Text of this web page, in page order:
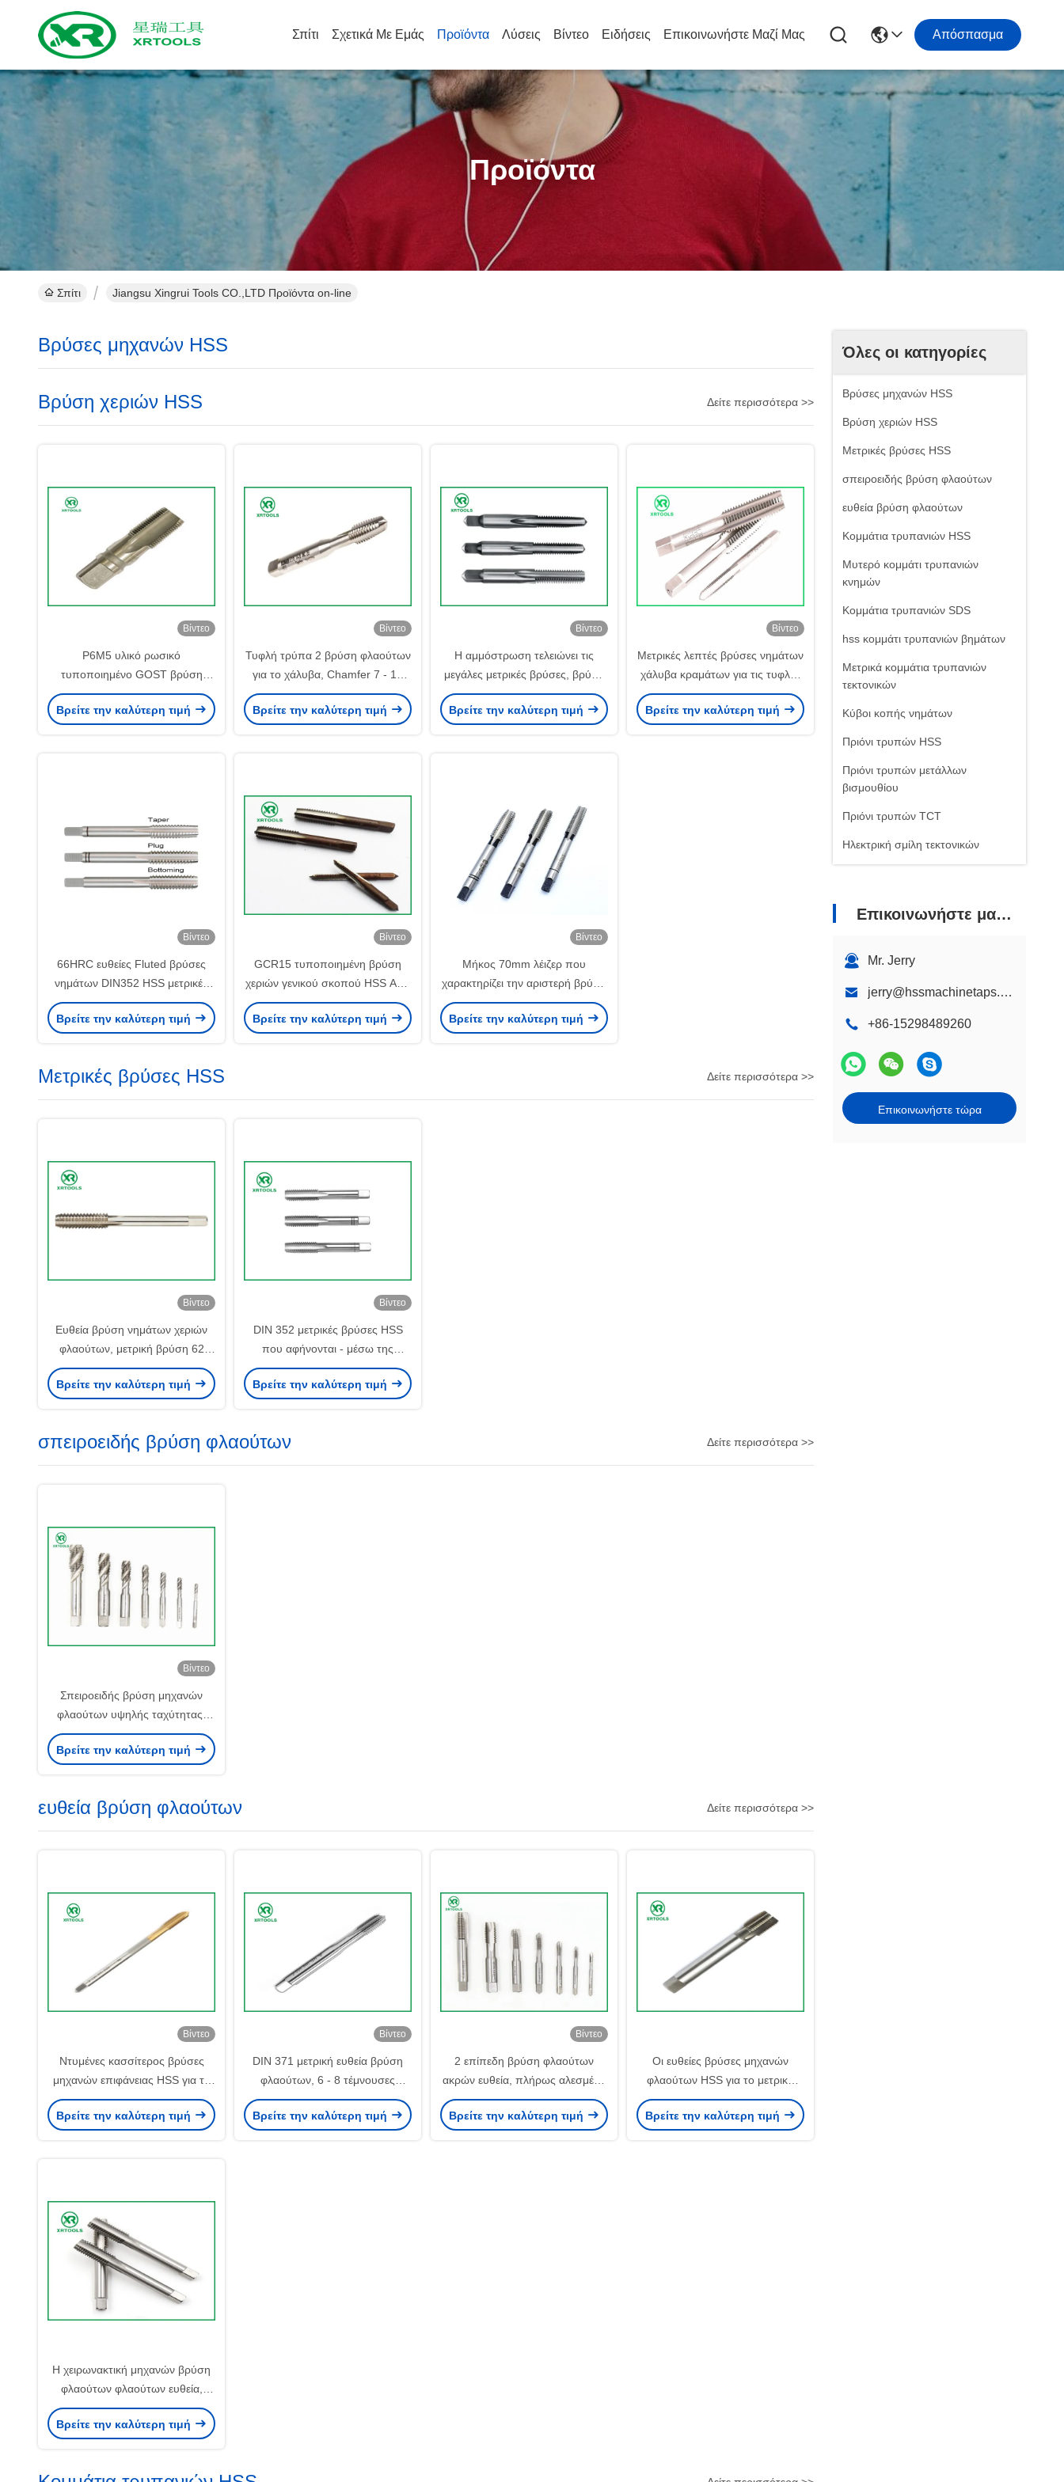
Σπίτι Σχετικά Με Εμάς Προϊόντα Λύσεις Βίντεο Ειδήσεις Επικοινωνήστε Μαζί Μας Απόσπασμα
Προϊόντα
Σπίτι Jiangsu Xingrui Tools CO.,LTD Προϊόντα on-line
Όλες οι κατηγορίες
Βρύσες μηχανών HSS
Βρύση χεριών HSS
Μετρικές βρύσες HSS
σπειροειδής βρύση φλαούτων
ευθεία βρύση φλαούτων
Κομμάτια τρυπανιών HSS
Μυτερό κομμάτι τρυπανιών
κνημών
Κομμάτια τρυπανιών SDS
hss κομμάτι τρυπανιών βημάτων
Μετρικά κομμάτια τρυπανιών
τεκτονικών
Κύβοι κοπής νημάτων
Πριόνι τρυπών HSS
Πριόνι τρυπών μετάλλων
βισμουθίου
Πριόνι τρυπών TCT
Ηλεκτρική σμίλη τεκτονικών
Επικοινωνήστε μαζί μας
Mr. Jerry
jerry@hssmachinetaps.com
+86-15298489260
Επικοινωνήστε τώρα
Βρύσες μηχανών HSS
Βρύση χεριών HSS Δείτε περισσότερα >>
Βίντεο
P6M5 υλικό ρωσικό
τυποποιημένο GOST βρύση
χεριών 3266 - 81 φωτεινή μετρική
HSS
Βρείτε την καλύτερη τιμή
Βίντεο
Τυφλή τρύπα 2 βρύση φλαούτων
για το χάλυβα, Chamfer 7 - 10
πισσών βρύση αντίστροφων
νημάτων μήκους
Βρείτε την καλύτερη τιμή
Βίντεο
Η αμμόστρωση τελειώνει τις
μεγάλες μετρικές βρύσες, βρύση
χεριών βουλωμάτων για τα
πρότυπα Ansi χάλυβα
Βρείτε την καλύτερη τιμή
Βίντεο
Μετρικές λεπτές βρύσες νημάτων
χάλυβα κραμάτων για τις τυφλές
τρύπες GCR15 υλικό μ3 -
μέγεθος M50
Βρείτε την καλύτερη τιμή
Βίντεο
66HRC ευθείες Fluted βρύσες
νημάτων DIN352 HSS μετρικές
λεπτές
Βρείτε την καλύτερη τιμή
Βίντεο
GCR15 τυποποιημένη βρύση
χεριών γενικού σκοπού HSS Ansi
μετάλλων
Βρείτε την καλύτερη τιμή
Βίντεο
Μήκος 70mm λέιζερ που
χαρακτηρίζει την αριστερή βρύση
νημάτων HSS
Βρείτε την καλύτερη τιμή
Μετρικές βρύσες HSS Δείτε περισσότερα >>
Βίντεο
Ευθεία βρύση νημάτων χεριών
φλαούτων, μετρική βρύση 62
βουλωμάτων ανοχής 6H -
σκληρότητα 66HRC
Βρείτε την καλύτερη τιμή
Βίντεο
DIN 352 μετρικές βρύσες HSS
που αφήνονται - μέσω της
τρύπας τη χονδροειδή/λεπτή
πίσσα
Βρείτε την καλύτερη τιμή
σπειροειδής βρύση φλαούτων Δείτε περισσότερα >>
Βίντεο
Σπειροειδής βρύση μηχανών
φλαούτων υψηλής ταχύτητας,
τυφλές τέμνουσες βρύσες
νημάτων τρυπών
Βρείτε την καλύτερη τιμή
ευθεία βρύση φλαούτων Δείτε περισσότερα >>
Βίντεο
Ντυμένες κασσίτερος βρύσες
μηχανών επιφάνειας HSS για το
μη σιδηρούχο χάλυβα 4341
μετάλλων υλικό
Βρείτε την καλύτερη τιμή
Βίντεο
DIN 371 μετρική ευθεία βρύση
φλαούτων, 6 - 8 τέμνουσες
βρύσες νημάτων πισσών
Βρείτε την καλύτερη τιμή
Βίντεο
2 επίπεδη βρύση φλαούτων
ακρών ευθεία, πλήρως αλεσμένα
ευθέα πρότυπα βρυσών ISO529
σωλήνων
Βρείτε την καλύτερη τιμή
Οι ευθείες βρύσες μηχανών
φλαούτων HSS για το μετρικό
ISO περνούν κλωστή τελειωμένη
στη λευκό επιφάνεια
Βρείτε την καλύτερη τιμή
Η χειρωνακτική μηχανών βρύση
φλαούτων φλαούτων ευθεία,
λευκό τελειώνει τη βρύση
βουλωμάτων σπινθήρων
Βρείτε την καλύτερη τιμή